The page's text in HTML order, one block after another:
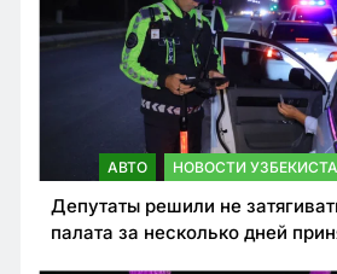
АВТО НОВОСТИ
Депутаты решили не
палата за несколько дней